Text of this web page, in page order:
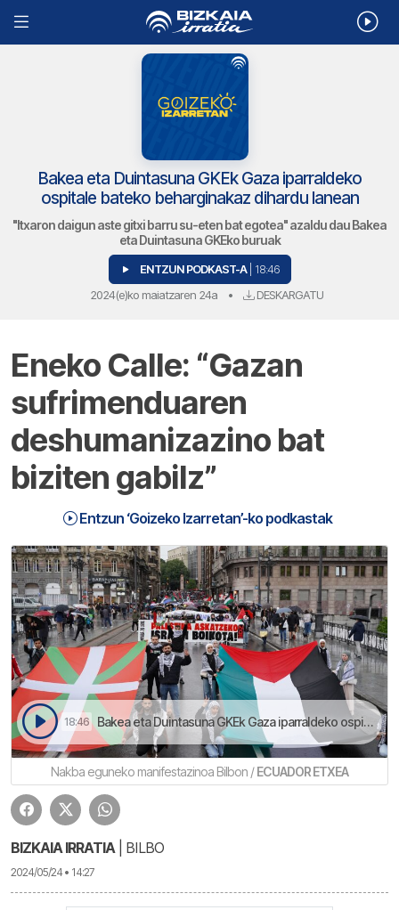
Bakea eta Duintasuna GKEk Gaza iparraldeko
ospitale bateko beharginakaz dihardu lanean
"Itxaron daigun aste gitxi barru su-eten bat egotea" azaldu dau Bakea
eta Duintasuna GKEko buruak
ENTZUN PODKAST-A | 18:46
2024(e)ko maiatzaren 24a • DESKARGATU
Eneko Calle: “Gazan
sufrimenduaren
deshumanizazino bat
biziten gabilz”
Entzun ‘Goizeko Izarretan’-ko podkastak
18:46 Bakea eta Duintasuna GKEk Gaza iparraldeko ospitale bateko beharginakaz dihardu lanean | Goizeko Izarretan
Nakba eguneko manifestazinoa Bilbon /ECUADOR ETXEA
BIZKAIA IRRATIA | BILBO
2024/05/24 • 14:27